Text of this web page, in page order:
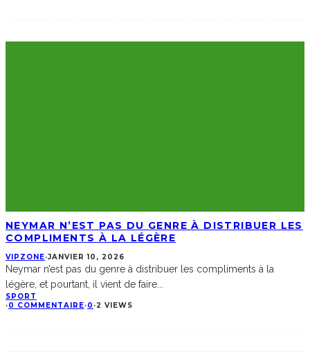
NEYMAR N’EST PAS DU GENRE À DISTRIBUER LES
COMPLIMENTS À LA LÉGÈRE
VIPZONE·JANVIER 10, 2026
Neymar n’est pas du genre à distribuer les compliments à la
légère, et pourtant, il vient de faire
SPORT
·0 COMMENTAIRE·0 ·2 VIEWS